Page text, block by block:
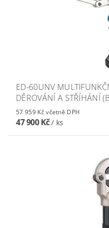
ED-60UNV
DĚROVÁNÍ A STŘÍHÁNÍ
57 959 Kč včetně DPH
47 900 Kč/ ks